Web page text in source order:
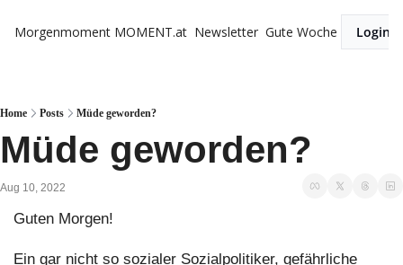
Morgenmoment MOMENT.at Newsletter Gute Woche Login
Home Posts Müde geworden?
Müde geworden?
Aug 10, 2022
Guten Morgen!
Ein gar nicht so sozialer Sozialpolitiker, gefährliche